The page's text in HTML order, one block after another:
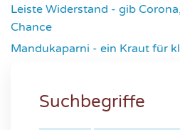
Leiste Widerstand - gib
Chance
Mandukaparni - ein Kraut für
Suchbegriffe